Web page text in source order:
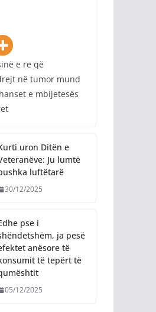
e re që
në tumor mund
e mbijetesës
uron Ditën e
Ju lumtë
luftëtarë
30/12/2025
pse i
ja pesë
anësore të
të tepërt të
05/12/2025